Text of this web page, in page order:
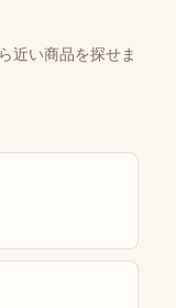
近い商品を探せま